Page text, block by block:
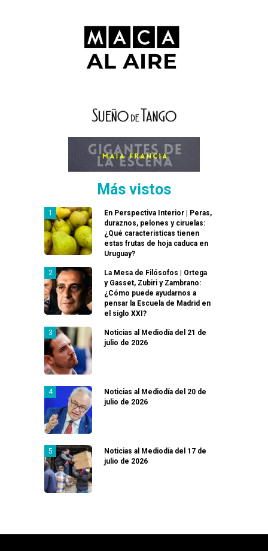
Más vistos
En Perspectiva Interior | Peras,
duraznos, pelones y ciruelas:
¿Qué características tienen
estas frutas de hoja caduca en
Uruguay?
La Mesa de Filósofos | Ortega
y Gasset, Zubiri y Zambrano:
¿Cómo puede ayudarnos a
pensar la Escuela de Madrid en
el siglo XXI?
Noticias al Mediodía del 21 de
julio de 2026
Noticias al Mediodía del 20 de
julio de 2026
Noticias al Mediodía del 17 de
julio de 2026